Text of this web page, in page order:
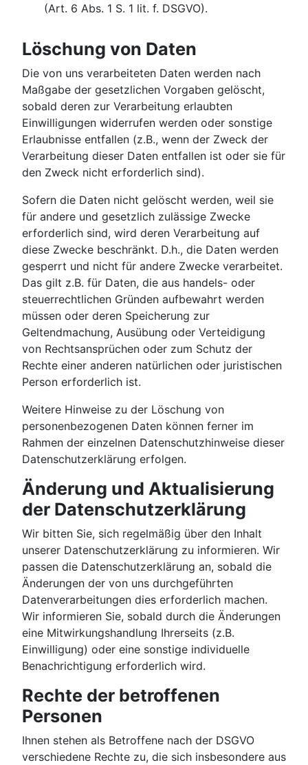
(Art. 6 Abs. 1 S. 1 lit. f. DSGVO).
Löschung von Daten
Die von uns verarbeiteten Daten werden nach
Maßgabe der gesetzlichen Vorgaben gelöscht,
sobald deren zur Verarbeitung erlaubten
Einwilligungen widerrufen werden oder sonstige
Erlaubnisse entfallen (z.B., wenn der Zweck der
Verarbeitung dieser Daten entfallen ist oder sie für
den Zweck nicht erforderlich sind).
Sofern die Daten nicht gelöscht werden, weil sie
für andere und gesetzlich zulässige Zwecke
erforderlich sind, wird deren Verarbeitung auf
diese Zwecke beschränkt. D.h., die Daten werden
gesperrt und nicht für andere Zwecke verarbeitet.
Das gilt z.B. für Daten, die aus handels- oder
steuerrechtlichen Gründen aufbewahrt werden
müssen oder deren Speicherung zur
Geltendmachung, Ausübung oder Verteidigung
von Rechtsansprüchen oder zum Schutz der
Rechte einer anderen natürlichen oder juristischen
Person erforderlich ist.
Weitere Hinweise zu der Löschung von
personenbezogenen Daten können ferner im
Rahmen der einzelnen Datenschutzhinweise dieser
Datenschutzerklärung erfolgen.
Änderung und Aktualisierung
der Datenschutzerklärung
Wir bitten Sie, sich regelmäßig über den Inhalt
unserer Datenschutzerklärung zu informieren. Wir
passen die Datenschutzerklärung an, sobald die
Änderungen der von uns durchgeführten
Datenverarbeitungen dies erforderlich machen.
Wir informieren Sie, sobald durch die Änderungen
eine Mitwirkungshandlung Ihrerseits (z.B.
Einwilligung) oder eine sonstige individuelle
Benachrichtigung erforderlich wird.
Rechte der betroffenen
Personen
Ihnen stehen als Betroffene nach der DSGVO
verschiedene Rechte zu, die sich insbesondere aus